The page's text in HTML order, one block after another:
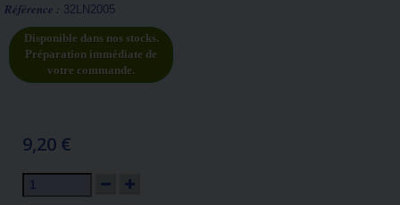
Référence : 32LN2005
Disponible dans nos stocks.
Préparation immédiate de
votre commande.
9,20 €